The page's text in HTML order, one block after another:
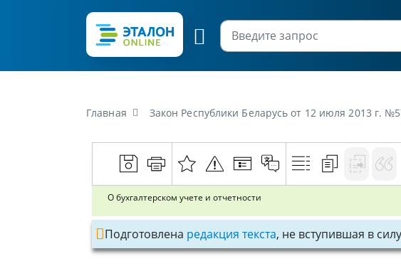
Главная Закон Республики Беларусь от 12 июля 2013 г.
О бухгалтерском учете и отчетности
Подготовлена редакция текста, не вступившая в